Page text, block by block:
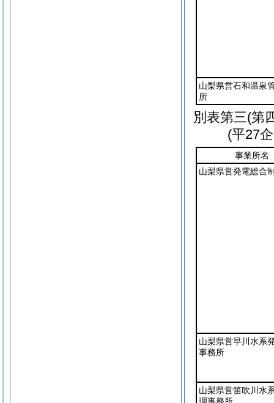
山梨県営石和温泉
所
別表第三(第
(平27
事業所名
山梨県営発電総合
山梨県営早川水系
事務所
山梨県営笛吹川水